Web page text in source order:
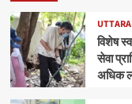
विशेष
सेवा
अधिक